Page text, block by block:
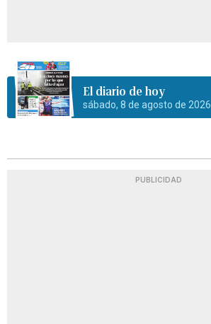
El diario de hoy
sábado, 8 de agosto de 2026
PUBLICIDAD